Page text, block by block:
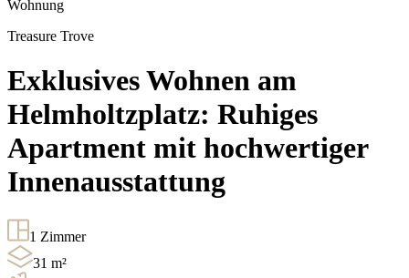
Wohnung
Treasure Trove
Exklusives Wohnen am
Helmholtzplatz: Ruhiges
Apartment mit hochwertiger
Innenausstattung
1 Zimmer
31 m²